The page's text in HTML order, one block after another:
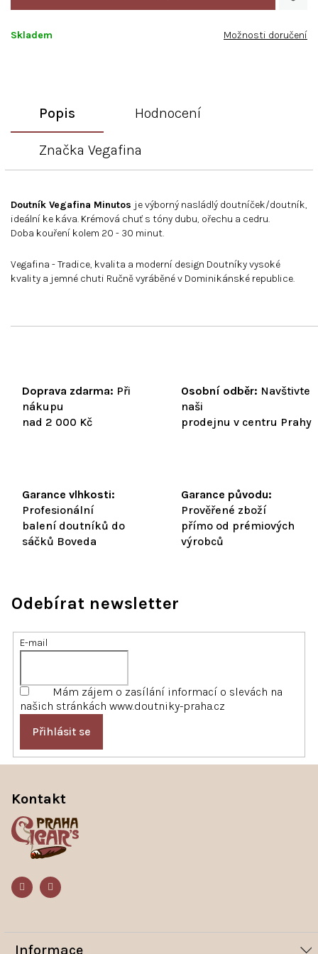
Skladem Možnosti doručení
Doprava zdarma: Při
nákupu
nad 2 000 Kč
Osobní odběr: Navštivte
naši
prodejnu v centru Prahy
Garance vlhkosti:
Profesionální
balení doutníků do
sáčků Boveda
Garance původu:
Prověřené zboží
přímo od prémiových
výrobců
Popis Hodnocení
Značka Vegafina
Doutník Vegafina Minutos je výborný nasládlý doutníček/doutník,
ideální ke káva. Krémová chuť s tóny dubu, ořechu a cedru.
Doba kouření kolem 20 - 30 minut.
Vegafina - Tradice, kvalita a moderní design Doutníky vysoké
kvality a jemné chuti Ručně vyráběné v Dominikánské republice.
Odebírat newsletter
E-mail
Mám zájem o zasílání informací o slevách na
našich stránkách www.doutniky-praha.cz
Přihlásit se
Informace
Kontakt